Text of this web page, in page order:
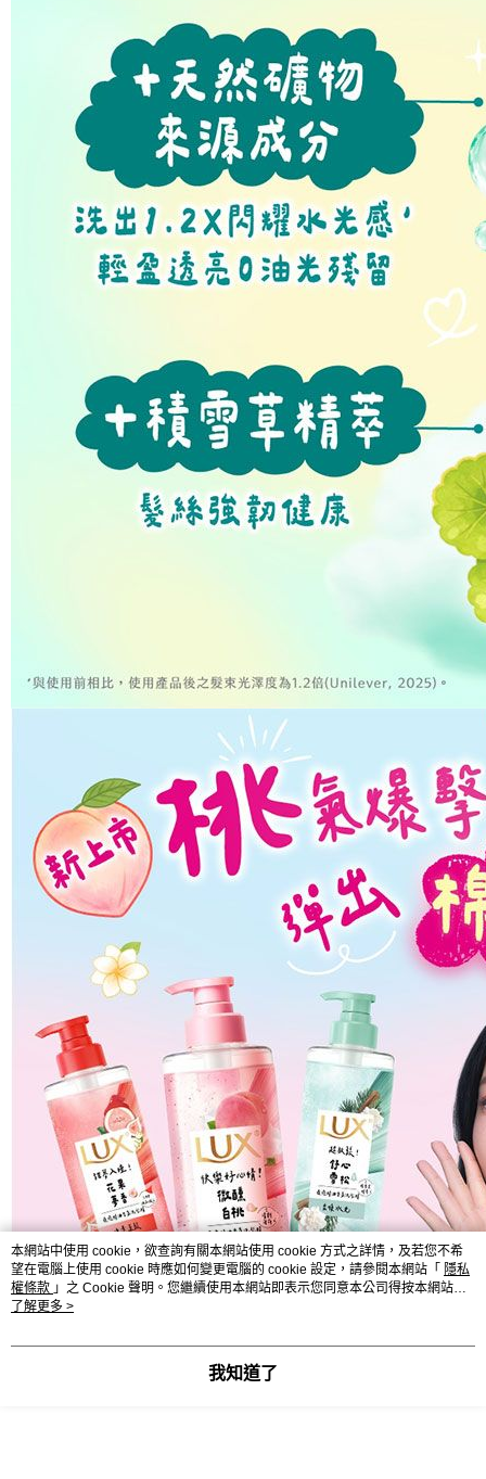
本網站中使用 cookie，欲查詢有關本網站使用 cookie 方式之詳情，及若您不希
望在電腦上使用 cookie 時應如何變更電腦的 cookie 設定，請參閱本網站「 隱私
權條款 」之 Cookie 聲明。您繼續使用本網站即表示您同意本公司得按本網站使
用條款之 Cookie 聲明使用 cookie。
了解更多 >
我知道了